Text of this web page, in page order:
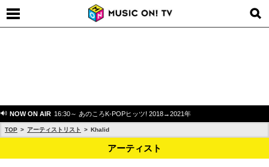
NOW ON AIR 16:30～ あのころK-POPヒッツ! 2018→2021年
TOP アーティストリスト Khalid
アーティスト